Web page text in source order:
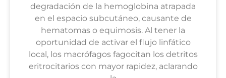
degradación de la hemoglobina atrapada
en el espacio subcutáneo, causante de
hematomas o equimosis. Al tener la
oportunidad de activar el flujo linfático
local, los macrófagos fagocitan los detritos
eritrocitarios con mayor rapidez, aclarando